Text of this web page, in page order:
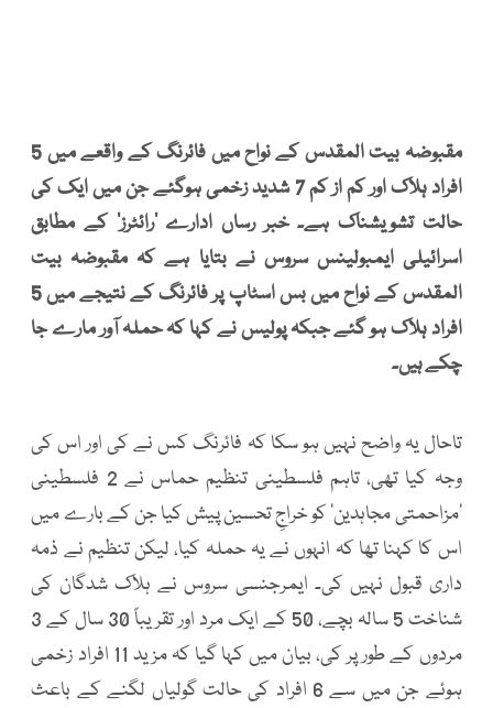
مقبوضہ بیت المقدس کے نواح میں فائرنگ کے واقعے میں 5
افراد ہلاک اور کم از کم 7 شدید زخمی ہوگئے جن میں ایک کی
حالت تشویشناک ہے۔ خبر رساں ادارے ’رائٹرز‘ کے مطابق
اسرائیلی ایمبولینس سروس نے بتایا ہے کہ مقبوضہ بیت
المقدس کے نواح میں بس اسٹاپ پر فائرنگ کے نتیجے میں 5
افراد ہلاک ہو گئے جبکہ پولیس نے کہا کہ حملہ آور مارے جا
چکے ہیں۔
تاحال یہ واضح نہیں ہو سکا کہ فائرنگ کس نے کی اور اس کی
وجہ کیا تھی، تاہم فلسطینی تنظیم حماس نے 2 فلسطینی
’مزاحمتی مجاہدین‘ کو خراجِ تحسین پیش کیا جن کے بارے میں
اس کا کہنا تھا کہ انہوں نے یہ حملہ کیا، لیکن تنظیم نے ذمہ
داری قبول نہیں کی۔ ایمرجنسی سروس نے ہلاک شدگان کی
شناخت 5 سالہ بچے، 50 کے ایک مرد اور تقریباً 30 سال کے 3
مردوں کے طور پر کی، بیان میں کہا گیا کہ مزید 11 افراد زخمی
ہوئے جن میں سے 6 افراد کی حالت گولیاں لگنے کے باعث